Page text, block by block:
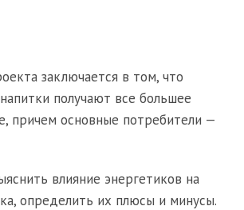
заключается в том, что
получают все большее
причем основные потребители —
влияние энергетиков на
определить их плюсы и минусы.